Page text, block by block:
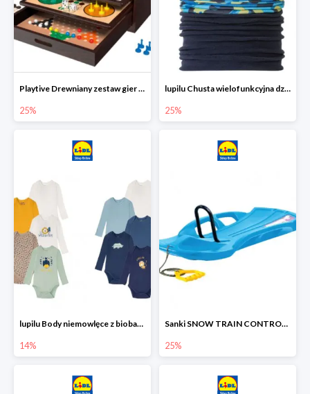
Playtive Drewniany zestaw gier 10 w 1
25%
lupilu Chusta wielofunkcyjna dziecięca
25%
lupilu Body niemowlęce z biobawełny
14%
Sanki SNOW TRAIN CONTROL -25%
25%